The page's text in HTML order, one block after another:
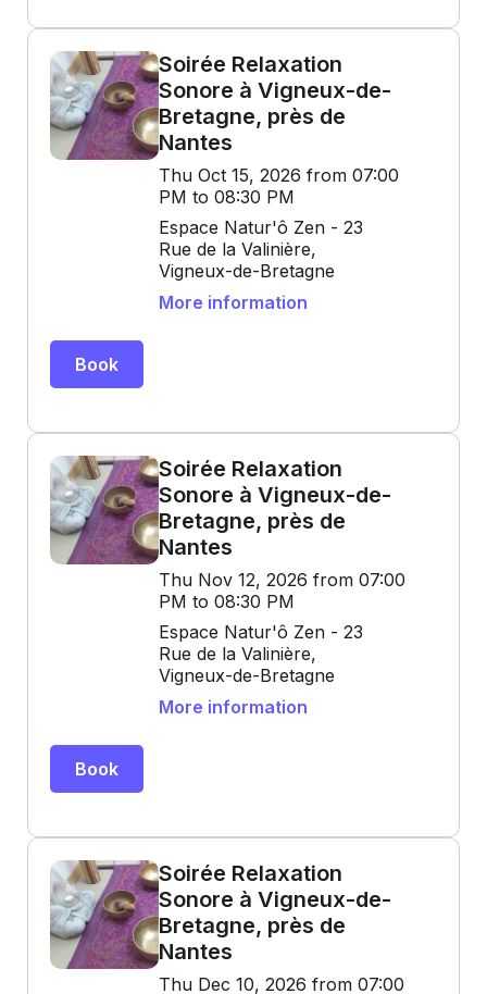
Soirée Relaxation
Sonore à Vigneux-de-
Bretagne, près de
Nantes
Thu Oct 15, 2026 from 07:00
PM to 08:30 PM
Espace Natur'ô Zen - 23
Rue de la Valinière,
Vigneux-de-Bretagne
More information
Book
Soirée Relaxation
Sonore à Vigneux-de-
Bretagne, près de
Nantes
Thu Nov 12, 2026 from 07:00
PM to 08:30 PM
Espace Natur'ô Zen - 23
Rue de la Valinière,
Vigneux-de-Bretagne
More information
Book
Soirée Relaxation
Sonore à Vigneux-de-
Bretagne, près de
Nantes
Thu Dec 10, 2026 from 07:00